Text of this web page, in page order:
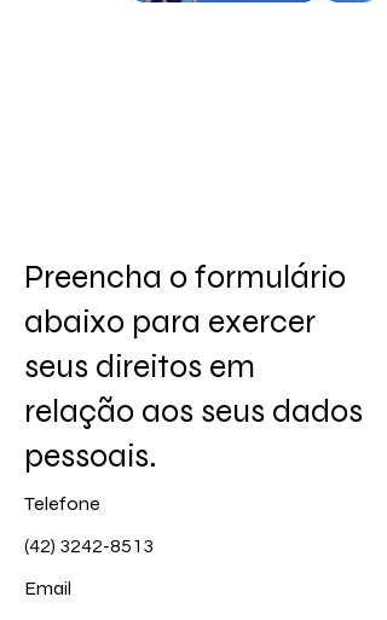
Preencha o formulário
abaixo para exercer
seus direitos em
relação aos seus dados
pessoais.
Telefone
(42) 3242-8513
Email